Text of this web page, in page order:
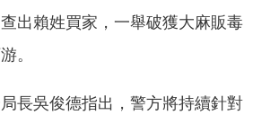
出賴姓買家，一舉破獲大麻販毒
。
長吳俊德指出，警方將持續針對